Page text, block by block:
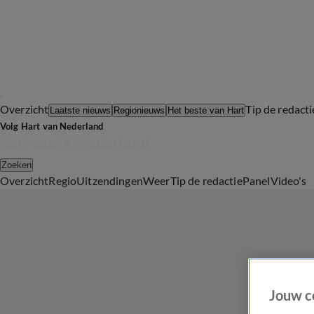
Overzicht Laatste nieuws Regionieuws Het beste van HartTip de
Volg Hart van Nederland
Zoeken
OverzichtRegioUitzendingenWeerTip de redactiePanelVideo's
Jouw